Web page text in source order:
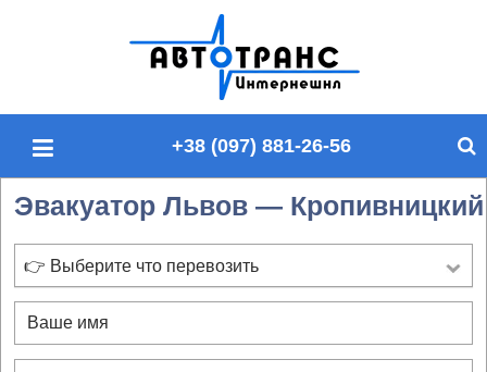
п
о
й
у
+38 (097) 881-26-56
Эвакуатор Львов — Кропивницкий
👉 Выберите что перевозить